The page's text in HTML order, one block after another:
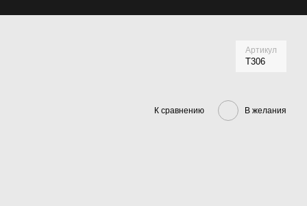
Артикул
Т306
К сравнению В желания